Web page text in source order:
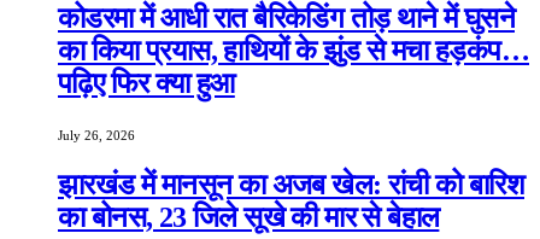
कोडरमा में आधी रात बैरिकेडिंग तोड़ थाने में घुसने
का किया प्रयास, हाथियों के झुंड से मचा हड़कंप…
पढ़िए फिर क्या हुआ
July 26, 2026
झारखंड में मानसून का अजब खेल: रांची को बारिश
का बोनस, 23 जिले सूखे की मार से बेहाल